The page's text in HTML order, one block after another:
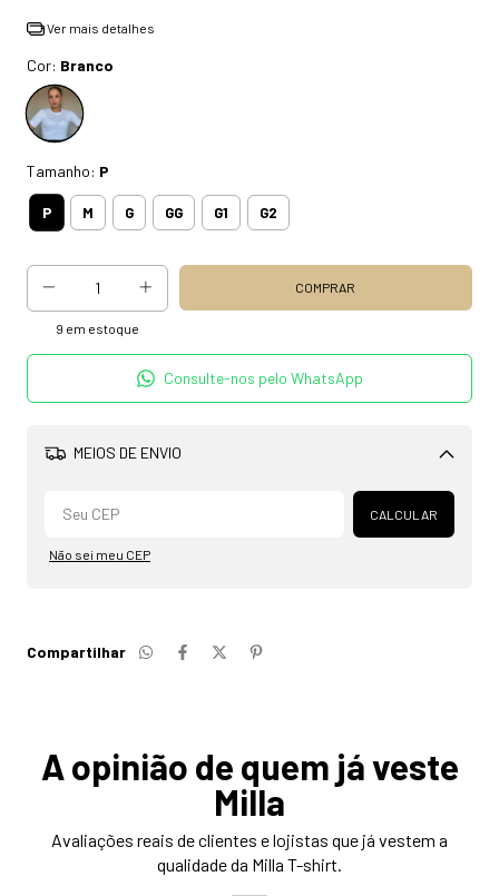
Ver mais detalhes
Cor: Branco
Tamanho: P
P M G GG G1 G2
9 em estoque
Consulte-nos pelo WhatsApp
MEIOS DE ENVIO
Alterar CEP
CALCULAR
Não sei meu CEP
Compartilhar
A opinião de quem já veste
Milla
Avaliações reais de clientes e lojistas que já vestem a
qualidade da Milla T-shirt.